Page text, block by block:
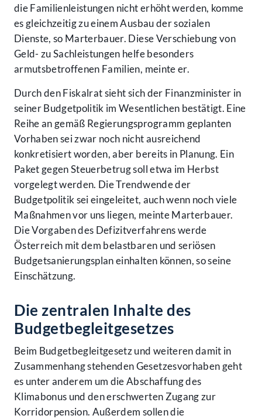
die Familienleistungen nicht erhöht werden, komme
es gleichzeitig zu einem Ausbau der sozialen
Dienste, so Marterbauer. Diese Verschiebung von
Geld- zu Sachleistungen helfe besonders
armutsbetroffenen Familien, meinte er.
Durch den Fiskalrat sieht sich der Finanzminister in
seiner Budgetpolitik im Wesentlichen bestätigt. Eine
Reihe an gemäß Regierungsprogramm geplanten
Vorhaben sei zwar noch nicht ausreichend
konkretisiert worden, aber bereits in Planung. Ein
Paket gegen Steuerbetrug soll etwa im Herbst
vorgelegt werden. Die Trendwende der
Budgetpolitik sei eingeleitet, auch wenn noch viele
Maßnahmen vor uns liegen, meinte Marterbauer.
Die Vorgaben des Defizitverfahrens werde
Österreich mit dem belastbaren und seriösen
Budgetsanierungsplan einhalten können, so seine
Einschätzung.
Die zentralen Inhalte des
Budgetbegleitgesetzes
Beim Budgetbegleitgesetz und weiteren damit in
Zusammenhang stehenden Gesetzesvorhaben geht
es unter anderem um die Abschaffung des
Klimabonus und den erschwerten Zugang zur
Korridorpension. Außerdem sollen die